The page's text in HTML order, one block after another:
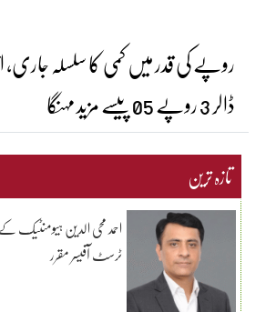
روپے کی قدر میں کمی کا سلسلہ
ڈالر 3 روپے 05 پیسے مزید مہنگا
تازہ ترین
احمد محی الدین
ٹرسٹ آفیسر مقرر